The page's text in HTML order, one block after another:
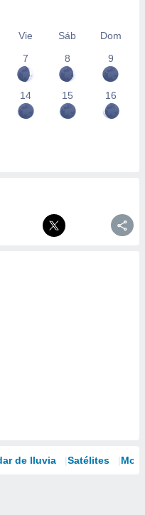
Vie Sáb
Dom
7 8 9
14 15 16
de lluvia Satélites